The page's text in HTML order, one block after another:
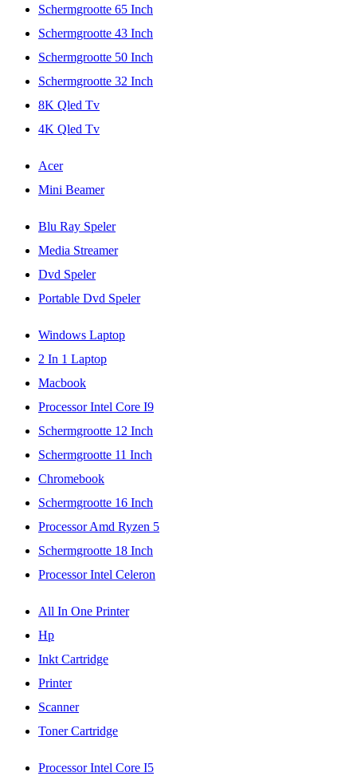
Schermgrootte 65 Inch
Schermgrootte 43 Inch
Schermgrootte 50 Inch
Schermgrootte 32 Inch
8K Qled Tv
4K Qled Tv
Acer
Mini Beamer
Blu Ray Speler
Media Streamer
Dvd Speler
Portable Dvd Speler
Windows Laptop
2 In 1 Laptop
Macbook
Processor Intel Core I9
Schermgrootte 12 Inch
Schermgrootte 11 Inch
Chromebook
Schermgrootte 16 Inch
Processor Amd Ryzen 5
Schermgrootte 18 Inch
Processor Intel Celeron
All In One Printer
Hp
Inkt Cartridge
Printer
Scanner
Toner Cartridge
Processor Intel Core I5